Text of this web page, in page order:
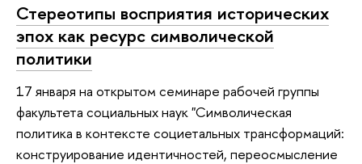
Стереотипы восприятия исторических
эпох как ресурс символической
политики
17 января на открытом семинаре рабочей группы
факультета социальных наук "Символическая
политика в контексте социетальных трансформаций:
конструирование идентичностей, переосмысление